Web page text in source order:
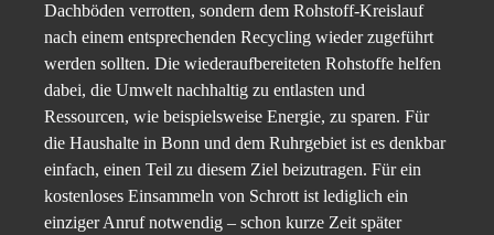
Dachböden verrotten, sondern dem Rohstoff-Kreislauf
nach einem entsprechenden Recycling wieder zugeführt
werden sollten. Die wiederaufbereiteten Rohstoffe helfen
dabei, die Umwelt nachhaltig zu entlasten und
Ressourcen, wie beispielsweise Energie, zu sparen. Für
die Haushalte in Bonn und dem Ruhrgebiet ist es denkbar
einfach, einen Teil zu diesem Ziel beizutragen. Für ein
kostenloses Einsammeln von Schrott ist lediglich ein
einziger Anruf notwendig – schon kurze Zeit später